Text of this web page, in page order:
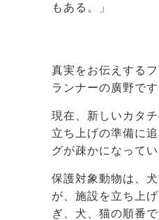
もある。」
真実をお伝えする
ランナーの廣野です
現在、新しいカタ
立ち上げの準備に
グが疎かになって
保護対象動物は、
が、施設を立ち上
ぎ、犬、猫の順番で